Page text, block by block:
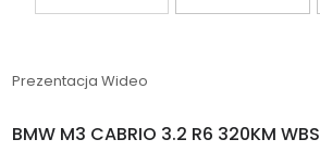
Prezentacja Wideo
BMW M3 CABRIO 3.2 R6 320KM